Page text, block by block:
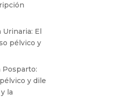
El
pélvico y
Posparto:
y dile
la